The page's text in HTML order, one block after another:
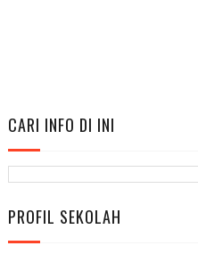
CARI INFO DI INI
PROFIL SEKOLAH